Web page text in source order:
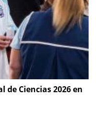
de Ciencias 2026 en